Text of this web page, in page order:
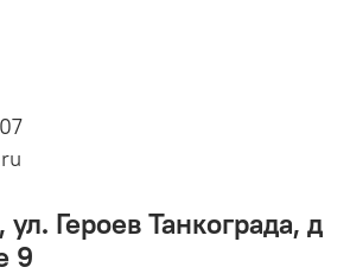
ул. Героев Танкограда, д
9